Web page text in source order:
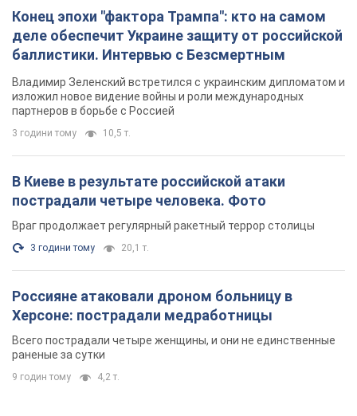
Конец эпохи "фактора Трампа": кто на самом
деле обеспечит Украине защиту от российской
баллистики. Интервью с Безсмертным
Владимир Зеленский встретился с украинским дипломатом и
изложил новое видение войны и роли международных
партнеров в борьбе с Россией
3 години тому 10,5 т.
В Киеве в результате российской атаки
пострадали четыре человека. Фото
Враг продолжает регулярный ракетный террор столицы
3 години тому 20,1 т.
Россияне атаковали дроном больницу в
Херсоне: пострадали медработницы
Всего пострадали четыре женщины, и они не единственные
раненые за сутки
9 годин тому 4,2 т.